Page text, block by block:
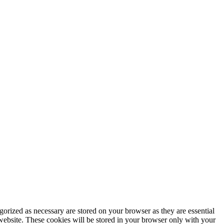
as necessary are stored on your browser as they are essential
These cookies will be stored in your browser only with your